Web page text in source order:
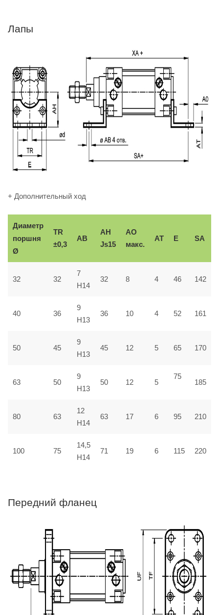
Лапы
+ Дополнительный ход
Диаметр
поршня
Ø
TR
±0,3
AB
AH
Js15
AO
макс.
AT E SA
32 32
7
H14
32 8 4 46 142
40 36
9
H13
36 10 4 52 161
50 45
9
H13
45 12 5 65 170
63 50
9
H13
50 12 5
75
185
80 63
12
H14
63 17 6 95 210
100 75
14,5
H14
71 19 6 115 220
Передний фланец